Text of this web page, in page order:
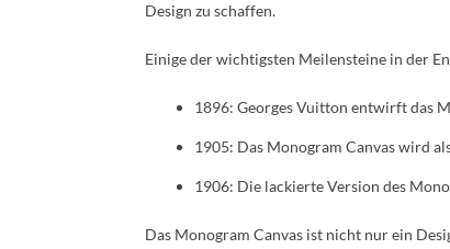
Design zu schaffen.
Einige der wichtigsten Meilensteine in der
1896: Georges Vuitton entwirft das
1905: Das Monogram Canvas wird
1906: Die lackierte Version des
Das Monogram Canvas ist nicht nur ein